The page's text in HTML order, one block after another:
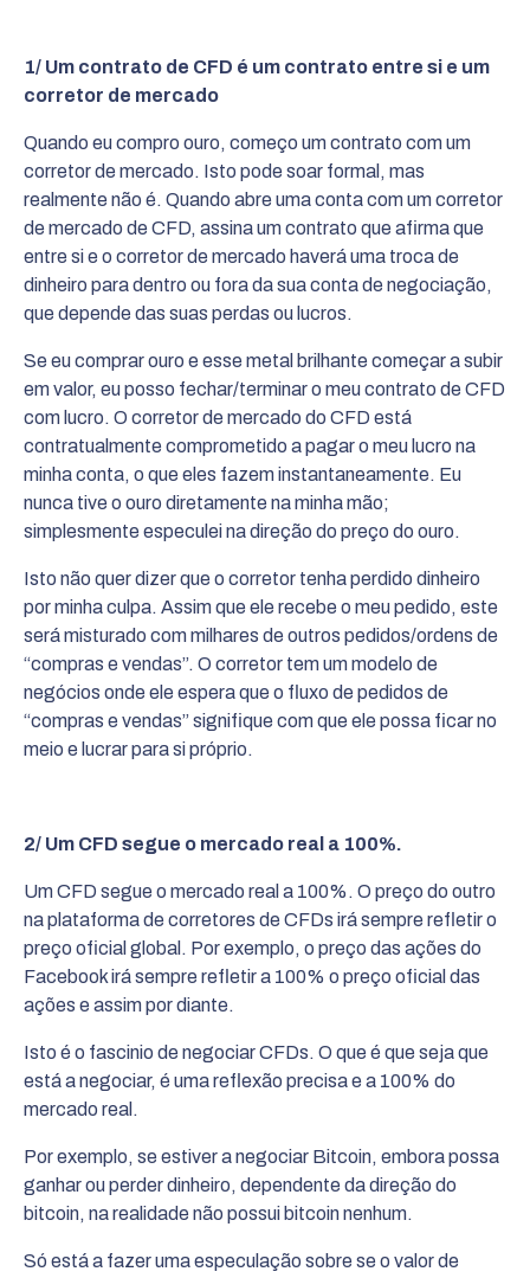
1/ Um contrato de CFD é um contrato entre si e um
corretor de mercado
Quando eu compro ouro, começo um contrato com um
corretor de mercado. Isto pode soar formal, mas
realmente não é. Quando abre uma conta com um corretor
de mercado de CFD, assina um contrato que afirma que
entre si e o corretor de mercado haverá uma troca de
dinheiro para dentro ou fora da sua conta de negociação,
que depende das suas perdas ou lucros.
Se eu comprar ouro e esse metal brilhante começar a subir
em valor, eu posso fechar/terminar o meu contrato de CFD
com lucro. O corretor de mercado do CFD está
contratualmente comprometido a pagar o meu lucro na
minha conta, o que eles fazem instantaneamente. Eu
nunca tive o ouro diretamente na minha mão;
simplesmente especulei na direção do preço do ouro.
Isto não quer dizer que o corretor tenha perdido dinheiro
por minha culpa. Assim que ele recebe o meu pedido, este
será misturado com milhares de outros pedidos/ordens de
“compras e vendas”. O corretor tem um modelo de
negócios onde ele espera que o fluxo de pedidos de
“compras e vendas” signifique com que ele possa ficar no
meio e lucrar para si próprio.
2/ Um CFD segue o mercado real a 100%.
Um CFD segue o mercado real a 100%. O preço do outro
na plataforma de corretores de CFDs irá sempre refletir o
preço oficial global. Por exemplo, o preço das ações do
Facebook irá sempre refletir a 100% o preço oficial das
ações e assim por diante.
Isto é o fascinio de negociar CFDs. O que é que seja que
está a negociar, é uma reflexão precisa e a 100% do
mercado real.
Por exemplo, se estiver a negociar Bitcoin, embora possa
ganhar ou perder dinheiro, dependente da direção do
bitcoin, na realidade não possui bitcoin nenhum.
Só está a fazer uma especulação sobre se o valor de